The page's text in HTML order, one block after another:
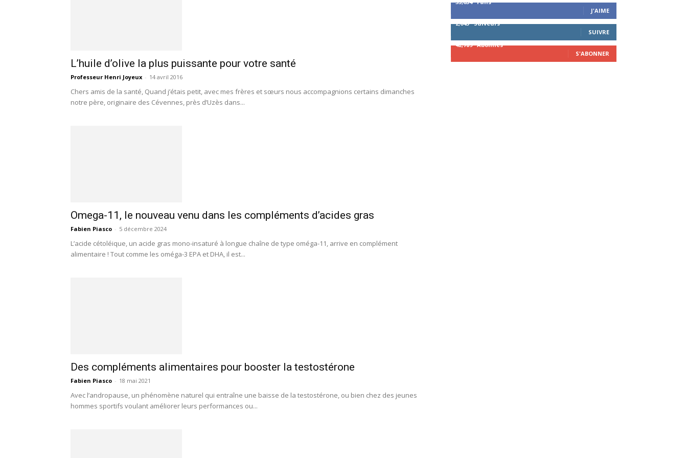
L’huile d’olive la plus puissante pour votre santé
Professeur Henri Joyeux - 14 avril 2016
Chers amis de la santé, Quand j’étais petit, avec mes frères et sœurs nous accompagnions certains dimanches
notre père, originaire des Cévennes, près d’Uzès dans...
Omega-11, le nouveau venu dans les compléments d’acides gras
Fabien Piasco - 5 décembre 2024
L’acide cétoléique, un acide gras mono-insaturé à longue chaîne de type oméga-11, arrive en complément
alimentaire ! Tout comme les oméga-3 EPA et DHA, il est...
Des compléments alimentaires pour booster la testostérone
Fabien Piasco - 18 mai 2021
Avec l’andropause, un phénomène naturel qui entraîne une baisse de la testostérone, ou bien chez des jeunes
hommes sportifs voulant améliorer leurs performances ou...
53,654
Fans
J'AIME
2,043 Suiveurs
SUIVRE
42,789 Abonnés
S'ABONNER